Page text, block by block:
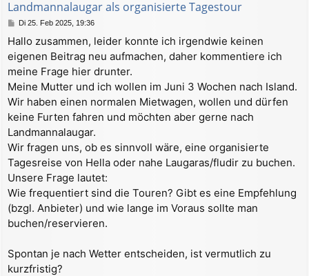
Landmannalaugar als organisierte Tagestour
B
i
t
a
g
Di 25. Feb 2025, 19:36
Hallo zusammen, leider konnte ich irgendwie keinen
eigenen Beitrag neu aufmachen, daher kommentiere ich
meine Frage hier drunter.
Meine Mutter und ich wollen im Juni 3 Wochen nach Island.
Wir haben einen normalen Mietwagen, wollen und dürfen
keine Furten fahren und möchten aber gerne nach
Landmannalaugar.
Wir fragen uns, ob es sinnvoll wäre, eine organisierte
Tagesreise von Hella oder nahe Laugaras/fludir zu buchen.
Unsere Frage lautet:
Wie frequentiert sind die Touren? Gibt es eine Empfehlung
(bzgl. Anbieter) und wie lange im Voraus sollte man
buchen/reservieren.
Spontan je nach Wetter entscheiden, ist vermutlich zu
kurzfristig?